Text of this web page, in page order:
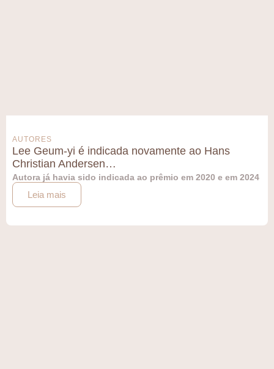
AUTORES
Lee Geum-yi é indicada novamente ao Hans
Christian Andersen…
Autora já havia sido indicada ao prêmio em 2020 e em 2024
Leia mais